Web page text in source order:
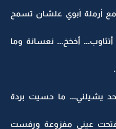
أرملة أبوي علشان تسمح
أخخخ... نعسانة وما
يشيلني... ما حسيت بردة
فتحت عيني مفزوعة ورفست